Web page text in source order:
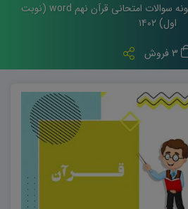
دانلود نمونه سوالات امتحانی قرآن نهم word (نوبت
اول) ۱۴۰۲